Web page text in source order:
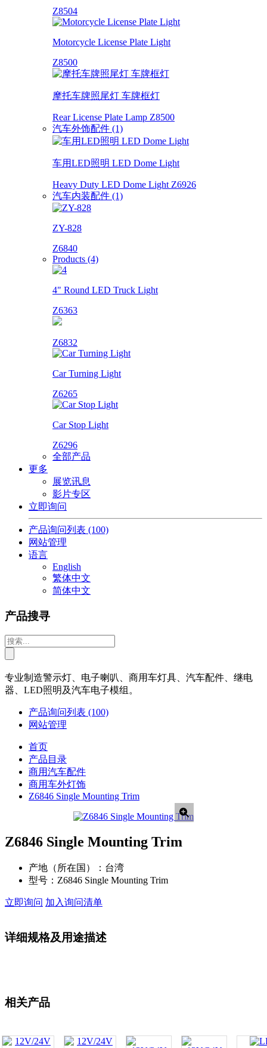
Z8504
Motorcycle License Plate Light
Z8500
摩托车牌照尾灯 车牌框灯
Rear License Plate Lamp Z8500
汽车外饰配件 (1)
车用LED照明 LED Dome Light
Heavy Duty LED Dome Light Z6926
汽车内装配件 (1)
ZY-828
Z6840
Products (4)
4" Round LED Truck Light
Z6363
Z6832
Car Turning Light
Z6265
Car Stop Light
Z6296
全部产品
更多
展览讯息
影片专区
立即询问
产品询问列表 (100)
网站管理
语言
English
繁体中文
简体中文
产品搜寻
专业制造警示灯、电子喇叭、商用车灯具、汽车配件、继电
器、LED照明及汽车电子模组。
产品询问列表 (100)
网站管理
首页
产品目录
商用汽车配件
商用车外灯饰
Z6846 Single Mounting Trim
Z6846 Single Mounting Trim
产地（所在国）： 台湾
型号： Z6846 Single Mounting Trim
立即询问 加入询问清单
详细规格及用途描述
相关产品